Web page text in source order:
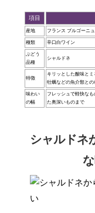
項目
産地 フランス ブルゴーニ
種類 辛口白ワイン
ぶどう
品種
シャルドネ
特徴
キリッとした酸味とミ
牡蠣などの魚介類との
味わい
の幅
フレッシュで軽快な
た奥深いものまで
シャルドネ